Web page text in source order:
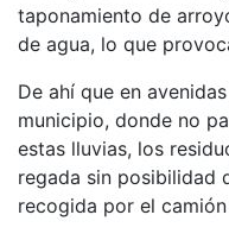
taponamiento de
de agua, lo que
De ahí que en
municipio, donde no
estas lluvias, los
regada sin posibilidad
recogida por el